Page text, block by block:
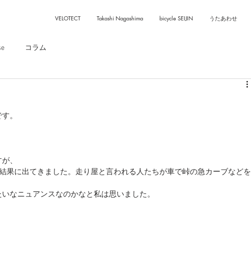
VELOTECT Takashi Nagashima bicycle SEIJIN うたあわせ
コラム
。
、
果に出てきました。走り屋と言われる人たちが車で峠の急カーブなどを
なニュアンスなのかなと私は思いました。